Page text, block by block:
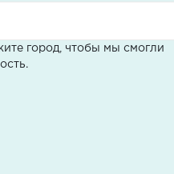
город, чтобы мы смогли